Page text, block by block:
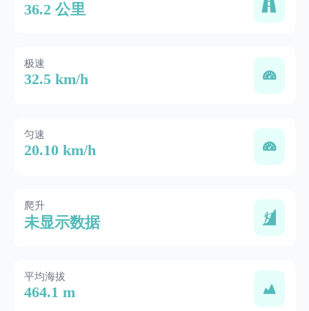
36.2 公里
极速
32.5 km/h
匀速
20.10 km/h
爬升
未显示数据
平均海拔
464.1 m